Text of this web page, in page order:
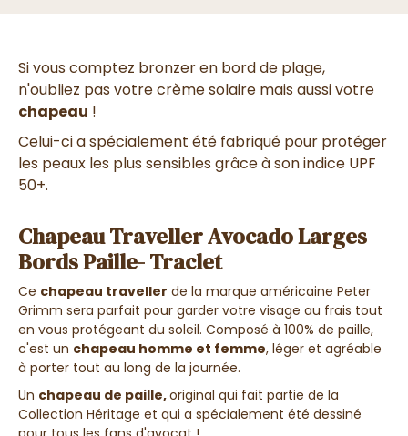
Si vous comptez bronzer en bord de plage,
n'oubliez pas votre crème solaire mais aussi votre
chapeau !
Celui-ci a spécialement été fabriqué pour protéger
les peaux les plus sensibles grâce à son indice UPF
50+.
Chapeau Traveller Avocado Larges
Bords Paille- Traclet
Ce chapeau traveller de la marque américaine Peter
Grimm sera parfait pour garder votre visage au frais tout
en vous protégeant du soleil. Composé à 100% de paille,
c'est un chapeau homme et femme, léger et agréable
à porter tout au long de la journée.
Un chapeau de paille,original qui fait partie de la
Collection Héritage et qui a spécialement été dessiné